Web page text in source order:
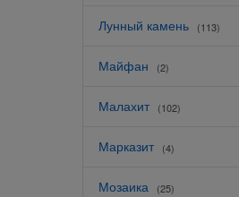
Лунный камень (113)
Майфан (2)
Малахит (102)
Марказит (4)
Мозаика (25)